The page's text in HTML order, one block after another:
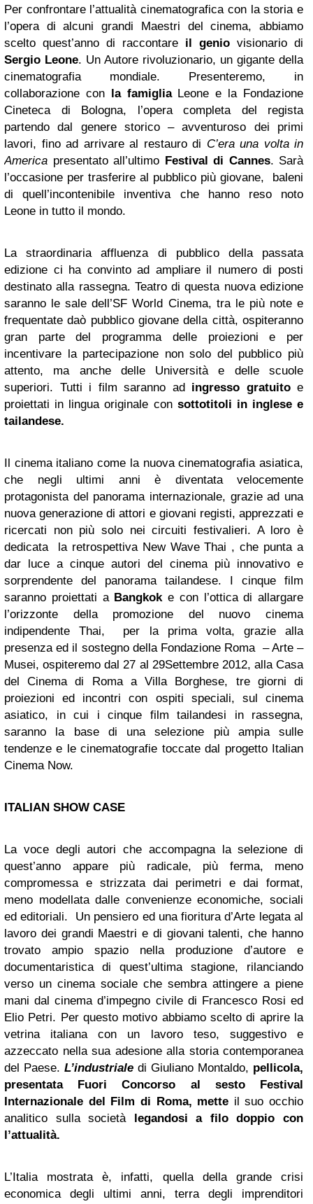
Per confrontare l’attualità cinematografica con la storia e
l’opera di alcuni grandi Maestri del cinema, abbiamo
scelto quest’anno di raccontare il genio visionario di
Sergio Leone. Un Autore rivoluzionario, un gigante della
cinematografia mondiale. Presenteremo, in
collaborazione con
la famigliaLeone e la Fondazione
Cineteca di Bologna, l’opera completa del regista
partendo dal genere storico – avventuroso dei primi
lavori, fino ad arrivare al restauro di C’era una volta in
America presentato all’ultimo Festival di Cannes. Sarà
l’occasione per trasferire al pubblico più giovane, baleni
di quell’incontenibile inventiva che hanno reso noto
Leone in tutto il mondo.
La straordinaria affluenza di pubblico della passata
edizione ci ha convinto ad ampliare il numero di posti
destinato alla rassegna. Teatro di questa nuova edizione
saranno le sale dell’SF World Cinema, tra le più note e
frequentate daò pubblico giovane della città, ospiteranno
gran parte del programma delle proiezioni e per
incentivare la partecipazione non solo del pubblico più
attento, ma anche delle Università e delle scuole
superiori. Tutti i film saranno ad ingresso gratuito e
proiettati in
lingua originale con sottotitoli in inglese e
tailandese.
Il cinema italiano come la nuova cinematografia asiatica,
che negli ultimi anni è diventata velocemente
protagonista del panorama internazionale, grazie ad una
nuova generazione di attori e giovani registi, apprezzati e
ricercati non più solo nei circuiti festivalieri. A loro è
dedicata la retrospettiva New Wave Thai , che punta a
dar luce a cinque autori del cinema più innovativo e
sorprendente del panorama tailandese. I cinque film
saranno proiettati a Bangkoke con l’ottica di allargare
l’orizzonte della promozione del nuovo cinema
indipendente Thai, per la prima volta, grazie alla
presenza ed il sostegno della Fondazione Roma – Arte –
Musei, ospiteremo dal 27 al 29Settembre 2012, alla Casa
del Cinema di Roma a Villa Borghese, tre giorni di
proiezioni ed incontri con ospiti speciali, sul cinema
asiatico, in cui i cinque film tailandesi in rassegna,
saranno la base di una selezione più ampia sulle
tendenze e le cinematografie toccate dal progetto Italian
Cinema Now.
ITALIAN SHOW CASE
La voce degli autori che accompagna la selezione di
quest’anno appare più radicale, più ferma, meno
compromessa e strizzata dai perimetri e dai format,
meno modellata dalle convenienze economiche, sociali
ed editoriali. Un pensiero ed una fioritura d’Arte legata al
lavoro dei grandi Maestri e di giovani talenti, che hanno
trovato ampio spazio nella produzione d’autore e
documentaristica di quest’ultima stagione, rilanciando
verso un cinema sociale che sembra attingere a piene
mani dal cinema d’impegno civile di Francesco Rosi ed
Elio Petri. Per questo motivo abbiamo scelto di aprire la
vetrina italiana con un lavoro teso, suggestivo e
azzeccato nella sua adesione alla storia contemporanea
del Paese. L’industriale di Giuliano Montaldo, pellicola,
presentata Fuori Concorso al sesto Festival
Internazionale del Film di Roma, mette il suo occhio
analitico sulla società
legandosi a filo doppio con
l’attualità.
L’Italia mostrata è, infatti, quella della grande crisi
economica degli ultimi anni, terra degli imprenditori